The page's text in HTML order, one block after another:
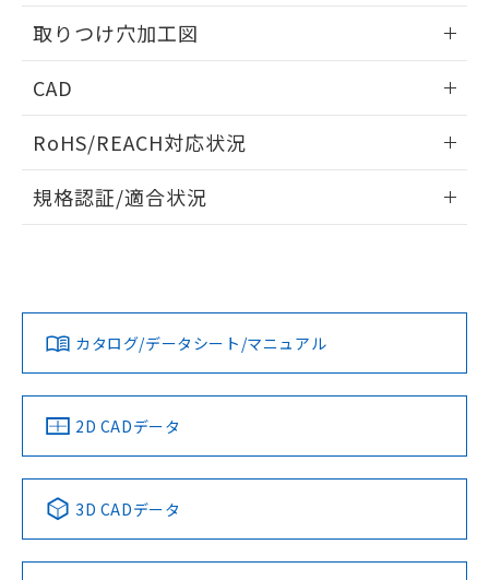
取りつけ穴加工図
CAD
ドすることができます。
ログイン/会員登録
ダウンロードデータをご利用いただく前に、以下を必ずお読
みください。
ソフトウェアの使用条件
RoHS/REACH対応状況
EU RoHS 注意事項・凡例
対応済み
中国 RoHS 注意事項・凡例
Pb Hg Cd Cr(VI)
規格認証/適合状況
カタログ/データシート/マニュアル
2D CADデータ
3D CADデータ
り、2022年1月12日より割愛しておりま
す。